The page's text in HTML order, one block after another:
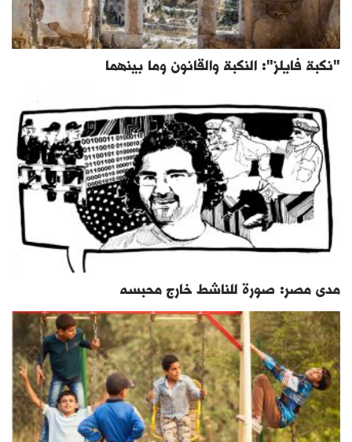
"نكبة فايلز": النكبة والقانون وما بينهما
مدى مصر: صورة للناشط خارج محبسه